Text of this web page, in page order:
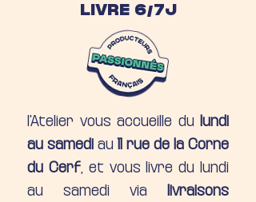
LIVRE 6/7J
l'Atelier vous accueille du
lundi
au samedi au
11 rue de la Corne
du Cerf, et vous livre du lundi
au samedi via
livraisons